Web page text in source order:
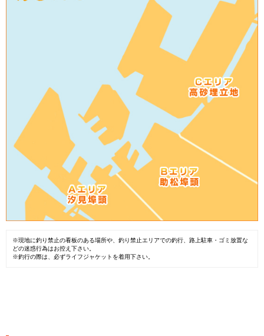
※現地に釣り禁止の看板のある場所や、釣り禁止エリアでの釣行、路上駐車・ゴミ放置な
どの迷惑行為はお控え下さい。
※釣行の際は、必ずライフジャケットを着用下さい。